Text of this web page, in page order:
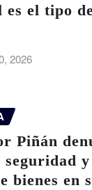
es el tipo
2026
Piñán
seguridad y
bienes en